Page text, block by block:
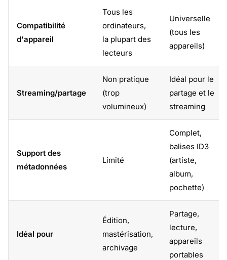
Compatibilité
d'appareil
Tous les
ordinateurs,
la plupart des
lecteurs
Universelle
(tous les
appareils)
Streaming/partage
Non pratique
(trop
volumineux)
Idéal pour le
partage et le
streaming
Support des
métadonnées
Limité
Complet,
balises ID3
(artiste,
album,
pochette)
Idéal pour
Édition,
mastérisation,
archivage
Partage,
lecture,
appareils
portables